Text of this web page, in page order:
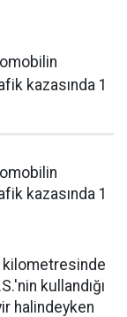
kazasında 1
kazasında 1
kilometresinde
kullandığı
halindeyken